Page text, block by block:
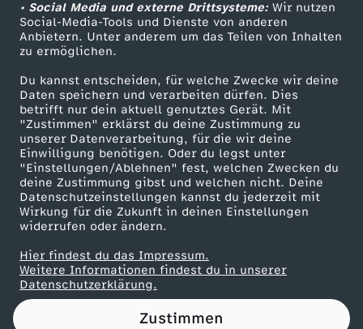
• Social Media und externe Drittsysteme:Wir nutzen
Social-Media-Tools und Dienste von anderen
Anbietern. Unter anderem um das Teilen von Inhalten
zu ermöglichen.
Du kannst entscheiden, für welche Zwecke wir deine
Daten speichern und verarbeiten dürfen. Dies
betrifft nur dein aktuell genutztes Gerät. Mit
"Zustimmen" erklärst du deine Zustimmung zu
unserer Datenverarbeitung, für die wir deine
Einwilligung benötigen. Oder du legst unter
"Einstellungen/Ablehnen" fest, welchen Zwecken du
deine Zustimmung gibst und welchen nicht. Deine
Datenschutzeinstellungen kannst du jederzeit mit
Wirkung für die Zukunft in deinen Einstellungen
widerrufen oder ändern.
Hier findest du das Impressum.
Weitere Informationen findest du in unserer
Datenschutzerklärung.
Zustimmen
ZDF Unternehmen
Karriere
ZDF goes Schule
Werbefernsehen
Mainzelmännchen
Partner